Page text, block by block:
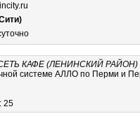
КАФЕ (ЛЕНИНСКИЙ РАЙОН)
системе АЛЛО по Перми и
25